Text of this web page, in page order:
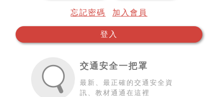
交通安全一把罩
最新、最正確的交通安全資
訊、教材通通在這裡
忘記密碼 加入會員
登入